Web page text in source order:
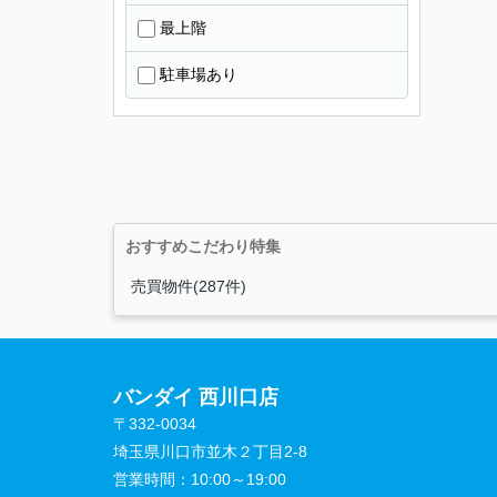
最上階
駐車場あり
おすすめこだわり特集
売買物件(287件)
バンダイ 西川口店
〒332-0034
埼玉県川口市並木２丁目2-8
営業時間： 10:00～19:00